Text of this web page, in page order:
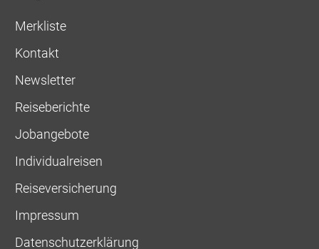
Merkliste
Kontakt
Newsletter
Reiseberichte
Jobangebote
Individualreisen
Reiseversicherung
Impressum
Datenschutzerklärung